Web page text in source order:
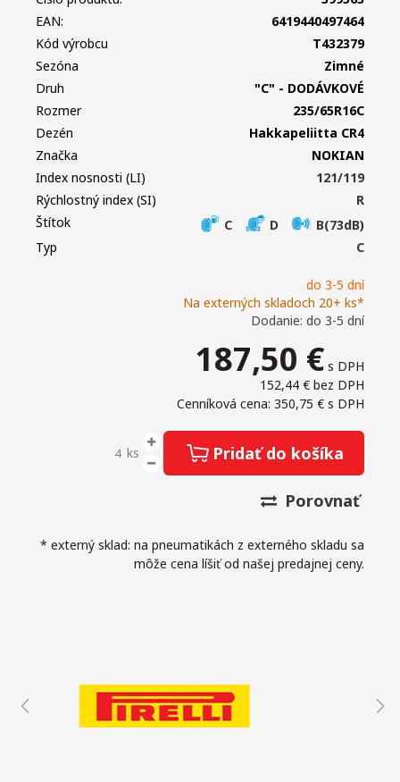
do 3-5 dní
Na externých skladoch 20+ ks*
Dodanie: do 3-5 dní
187,50 € s DPH
152,44 € bez DPH
Cenníková cena: 350,75 € s DPH
ks Pridať do košíka
Porovnať
* externý sklad: na pneumatikách z externého skladu sa
môže cena líšiť od našej predajnej ceny.
EAN:
6419440497464
Kód výrobcu
T432379
Sezóna
Zimné
Druh
"C" - DODÁVKOVÉ
Rozmer
235/65R16C
Dezén
Hakkapeliitta CR4
Značka
NOKIAN
Index nosnosti (LI)
121/119
Rýchlostný index (SI)
R
Štítok
C D
B(73dB)
Typ
C